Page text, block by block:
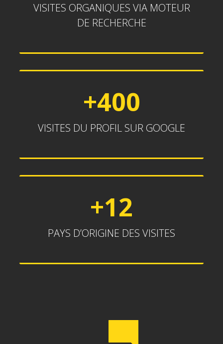
VISITES ORGANIQUES VIA MOTEUR
DE RECHERCHE
+400
VISITES DU PROFIL SUR GOOGLE
+12
PAYS D’ORIGINE DES VISITES